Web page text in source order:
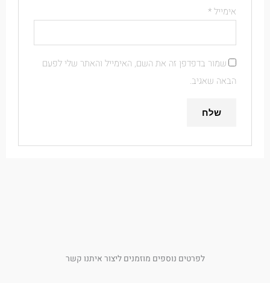
אימייל*
שמור בדפדפן זה את השם, האימייל והאתר שלי לפעם
הבאה שאגיב.
לפרטים נוספים מוזמנים ליצור איתנו קשר